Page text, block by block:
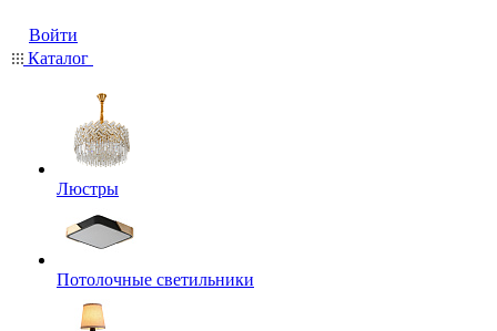
Войти
Каталог
Люстры
Потолочные светильники